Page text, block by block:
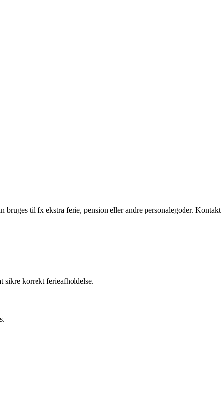
til fx ekstra ferie, pension eller andre personalegoder. Kontakt
sikre korrekt ferieafholdelse.